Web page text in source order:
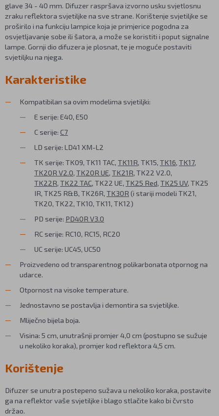
glave 34 - 40 mm. Difuzer raspršava izvorno usku svjetlosnu
zraku reflektora svjetiljke na sve strane. Korištenje svjetiljke se
proširilo i na funkciju lampice koja je primjerice pogodna za
osvjetljavanje sobe ili šatora, a može se koristiti i poput signalne
lampe. Gornji dio difuzera je plosnat, te je moguće postaviti
svjetiljku na njega.
Karakteristike
Kompatibilan sa ovim modelima svjetiljki:
E serije: E40, E50
C serije: C7
LD serije: LD41 XM-L2
TK serije: TK09, TK11 TAC, TK11R, TK15, TK16, TK17,
TK20R V2.0, TK20R UE, TK21R, TK22 V2.0,
TK22R, TK22 TAC, TK22 UE, TK25 Red, TK25 UV, TK25
IR, TK25 R&B, TK26R, TK30R (i stariji modeli TK21,
TK20, TK22, TK10, TK11, TK12)
PD serije: PD40R V3.0
RC serije: RC10, RC15, RC20
UC serije: UC45, UC50
Proizvedeno od transparentnog polikarbonata otpornog na
udarce.
Otpornost na visoke temperature.
Jednostavno se postavlja i demontira sa svjetiljke.
Mliječno bijela boja.
Visina: 5 cm, unutrašnji promjer 4,0 cm (postupno se sužuje
u nekoliko koraka), promjer kod reflektora 4,5 cm.
Korištenje
Difuzer se unutra postepeno sužava u nekoliko koraka, postavite
ga na reflektor vaše svjetiljke i blago stlačite kako bi čvrsto
držao.